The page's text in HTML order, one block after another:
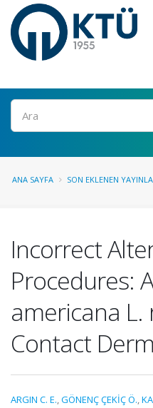
Ara
ANA SAYFA SON EKLENEN
Incorrect
Procedures:
americana
Contact
ARGIN C. E.,GÖNENÇ ÇEKİÇ Ö.,